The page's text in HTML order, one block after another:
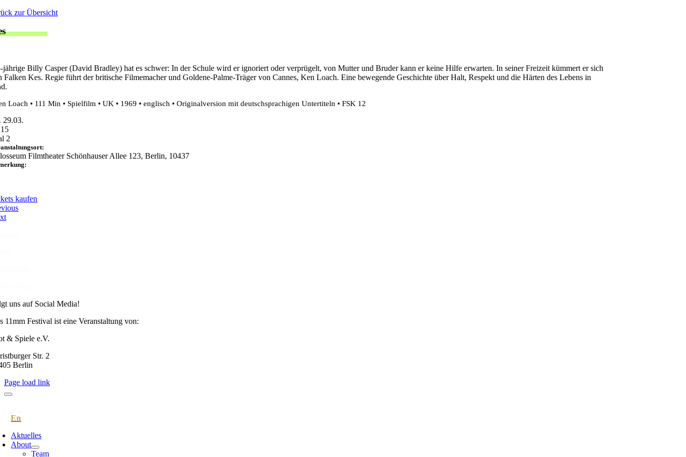
Zum
springen
zur Übersicht
jährige Billy Casper (David Bradley) hat es schwer: In der Schule wird er ignoriert oder verprügelt, von Mutter und Bruder kann er keine Hilfe erwarten. In seiner Freizeit kümmert er sich
Falken Kes. Regie führt der britische Filmemacher und Goldene-Palme-Träger von Cannes, Ken Loach. Eine bewegende Geschichte über Halt, Respekt und die Härten des Lebens in
Loach • 111 Min • Spielfilm • UK • 1969 • englisch • Originalversion mit deutschsprachigen Untertiteln • FSK 12
29.03.
2
Filmtheater Schönhauser Allee 123, Berlin, 10437
kaufen
uns auf Social Media!
11mm Festival ist eine Veranstaltung von:
& Spiele e.V.
Str. 2
Berlin
Page load link
Aktuelles
About
Team